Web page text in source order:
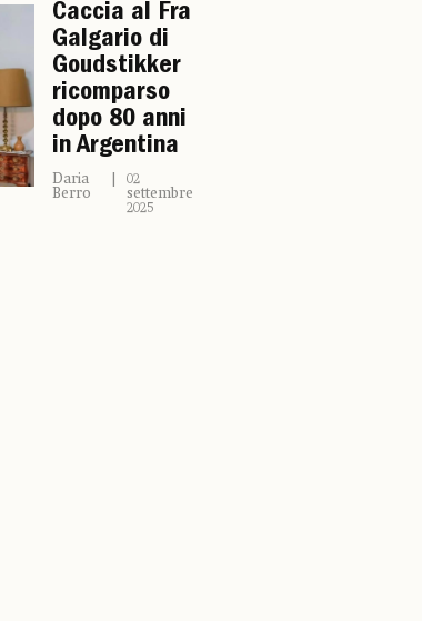
Caccia al Fra
Galgario di
Goudstikker
ricomparso
dopo 80 anni
in Argentina
Daria
Berro
02
settembre
2025